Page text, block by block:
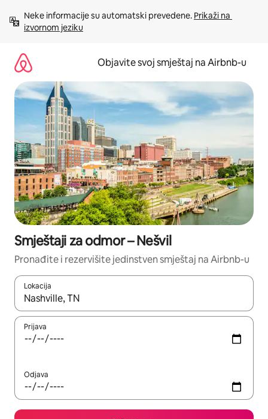
sadržaj
Neke informacije su automatski prevedene. Prikaži na
izvornom jeziku
Objavite svoj smještaj na Airbnb-u
Smještaji za odmor – Nešvil
Pronađite i rezervišite jedinstven smještaj na Airbnb-u
Lokacija
Kad su rezultati dostupni, možete da se krećete kroz njih
Prijava
Odjava